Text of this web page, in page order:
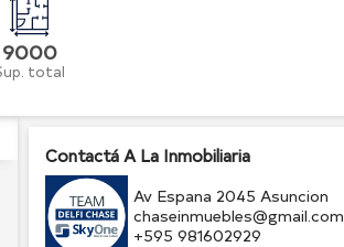
9000
total
Contactá A La Inmobiliaria
Av Espana 2045 Asuncion
chaseinmuebles@gmail.com
+595 981602929